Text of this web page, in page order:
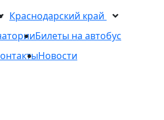
Краснодарский край
Билеты на автобус
Новости